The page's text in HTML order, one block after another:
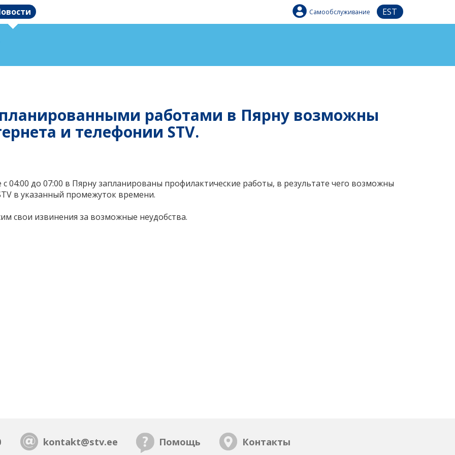
Самообслуживание EST
работами в Пярну возможны
и телефонии STV.
04:00 до 07:00 в Пярну запланированы профилактические работы, в результате чего возможны
в указанный промежуток времени.
свои извинения за возможные неудобства.
kontakt@stv.ee Помощь Контакты